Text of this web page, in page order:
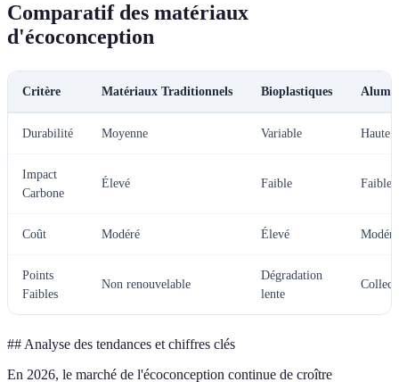
Comparatif des matériaux
d'écoconception
Critère Matériaux Traditionnels Bioplastiques
Durabilité Moyenne Variable Haute
Impact
Carbone
Élevé Faible Faible
Coût Modéré Élevé Modéré
Points
Faibles
Non renouvelable
Dégradation
lente
## Analyse des tendances et chiffres clés
En 2026, le marché de l'écoconception continue de croître